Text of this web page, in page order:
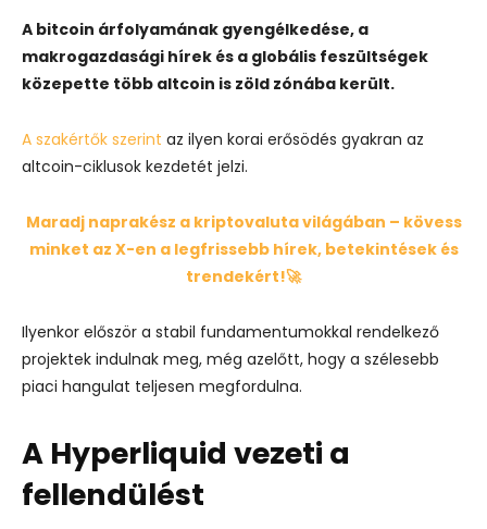
A bitcoin árfolyamának gyengélkedése, a
makrogazdasági hírek és a globális feszültségek
közepette több altcoin is zöld zónába került.
A szakértők szerint az ilyen korai erősödés gyakran az
altcoin-ciklusok kezdetét jelzi.
Maradj naprakész a kriptovaluta világában – kövess
minket az X-en a legfrissebb hírek, betekintések és
trendekért!🚀
Ilyenkor először a stabil fundamentumokkal rendelkező
projektek indulnak meg, még azelőtt, hogy a szélesebb
piaci hangulat teljesen megfordulna.
A Hyperliquid vezeti a
fellendülést